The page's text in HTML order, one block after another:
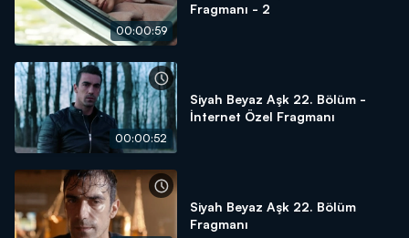
00:00:59
Fragmanı - 2
00:00:52
Siyah Beyaz Aşk 22. Bölüm -
İnternet Özel Fragmanı
Siyah Beyaz Aşk 22. Bölüm
Fragmanı